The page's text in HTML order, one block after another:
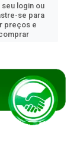
seu login ou
se para
preços e